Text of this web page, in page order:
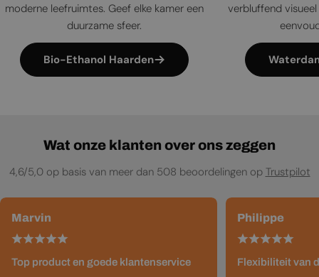
moderne leefruimtes. Geef elke kamer een
duurzame sfeer.
Bio-Ethanol Haarden
verbluffend
Wat onze klanten over ons zeggen
4,6/5,0 op basis van meer dan 508 beoordelingen op Trustpilot
Marvin
Top product en goede klantenservice
Philippe
Flexibiliteit van